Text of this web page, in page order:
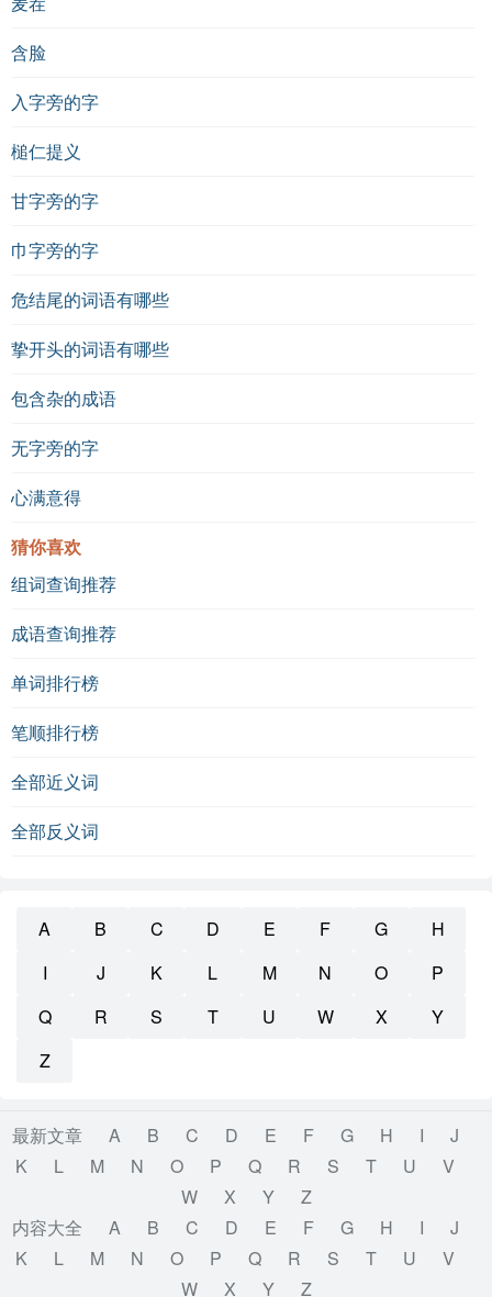
含脸
入字旁的字
槌仁提义
甘字旁的字
巾字旁的字
危结尾的词语有哪些
挚开头的词语有哪些
包含杂的成语
无字旁的字
心满意得
猜你喜欢
组词查询推荐
成语查询推荐
单词排行榜
笔顺排行榜
全部近义词
全部反义词
A B C D E F G
H
I
J K L M N O
P
Q
R S T U W X
Y
Z
最新文章 A B C D E F G H I
J
K
L M N O P Q R S T U
V
W
X Y
Z
内容大全
A B C D E F G H I
J
K
L M N O P Q R S T U
V
W
X Y Z